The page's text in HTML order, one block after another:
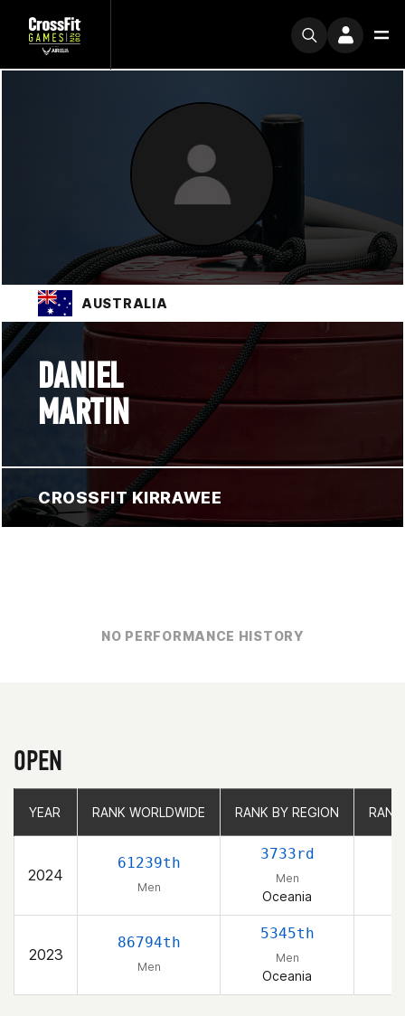
AUSTRALIA
DANIEL
MARTIN
CROSSFIT KIRRAWEE
NO PERFORMANCE HISTORY
OPEN
YEAR RANK WORLDWIDE RANK BY REGION
2024
61239th
Men
3733rd
Men
Oceania
2023
86794th
Men
5345th
Men
Oceania
YEAR RANK WORLDWIDE RANK BY REGION